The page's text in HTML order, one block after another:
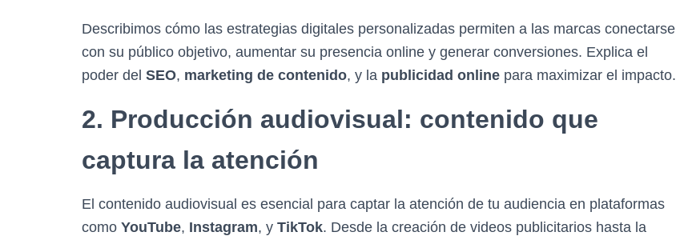
Describimos cómo las estrategias digitales personalizadas permiten a las marcas conectarse
con su público objetivo, aumentar su presencia online y generar conversiones. Explica el
poder del SEO, marketing de contenido, y la publicidad online para maximizar el impacto.
2. Producción audiovisual: contenido que
captura la atención
El contenido audiovisual es esencial para captar la atención de tu audiencia en plataformas
como YouTube, Instagram, y TikTok. Desde la creación de videos publicitarios hasta la